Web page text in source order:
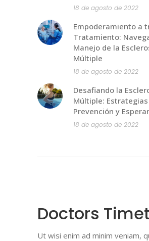
18 de agosto de 2022
Empoderamiento a
Tratamiento:
Manejo de la
Múltiple
18 de agosto de 2022
Desafiando la
Múltiple:
Prevención y
18 de agosto de 2022
Doctors
Ut wisi enim ad minim veniam,